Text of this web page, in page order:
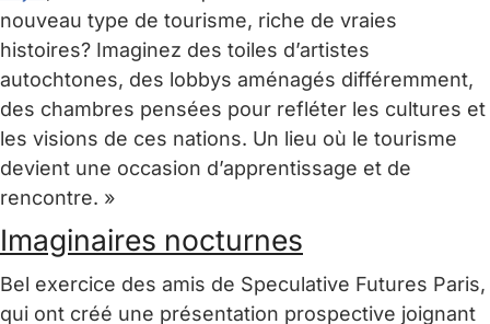
nouveau type de tourisme, riche de vraies
histoires? Imaginez des toiles d’artistes
autochtones, des lobbys aménagés différemment,
des chambres pensées pour refléter les cultures et
les visions de ces nations. Un lieu où le tourisme
devient une occasion d’apprentissage et de
rencontre. »
Imaginaires nocturnes
Bel exercice des amis de Speculative Futures Paris,
qui ont créé une présentation prospective joignant